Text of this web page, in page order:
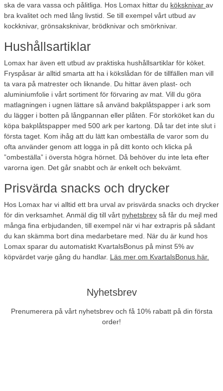
ska de vara vassa och pålitliga. Hos Lomax hittar du köksknivar av
bra kvalitet och med lång livstid. Se till exempel vårt utbud av
kockknivar, grönsaksknivar, brödknivar och smörknivar.
Hushållsartiklar
Lomax har även ett utbud av praktiska hushållsartiklar för köket.
Fryspåsar är alltid smarta att ha i kökslådan för de tillfällen man vill
ta vara på matrester och liknande. Du hittar även plast- och
aluminiumfolie i vårt sortiment för förvaring av mat. Vill du göra
matlagningen i ugnen lättare så använd bakplåtspapper i ark som
du lägger i botten på långpannan eller plåten. För storköket kan du
köpa bakplåtspapper med 500 ark per kartong. Då tar det inte slut i
första taget. Kom ihåg att du lätt kan ombeställa de varor som du
ofta använder genom att logga in på ditt konto och klicka på
”ombeställa” i översta högra hörnet. Då behöver du inte leta efter
varorna igen. Det går snabbt och är enkelt och bekvämt.
Prisvärda snacks och drycker
Hos Lomax har vi alltid ett bra urval av prisvärda snacks och drycker
för din verksamhet. Anmäl dig till vårt nyhetsbrev så får du mejl med
många fina erbjudanden, till exempel när vi har extrapris på sådant
du kan skämma bort dina medarbetare med. När du är kund hos
Lomax sparar du automatiskt KvartalsBonus på minst 5% av
köpvärdet varje gång du handlar. Läs mer om KvartalsBonus här.
Nyhetsbrev
Prenumerera på vårt nyhetsbrev och få 10% rabatt på din första
order!